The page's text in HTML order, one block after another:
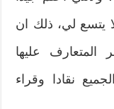
‬يتسع لي،‮ ‬ذلك ان
عليها
‬نقادا وقراء‮